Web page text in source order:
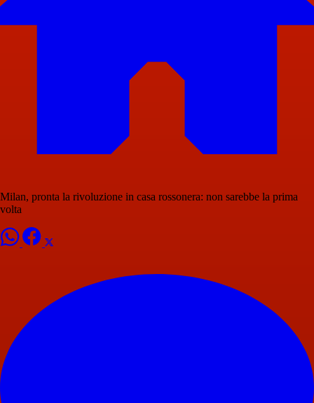
Milan, pronta la rivoluzione in casa rossonera: non sarebbe la prima
volta